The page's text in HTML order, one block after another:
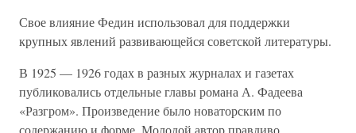
Свое влияние Федин использовал для поддержки
крупных явлений развивающейся советской литературы.
В 1925 — 1926 годах в разных журналах и газетах
публиковались отдельные главы романа А. Фадеева
«Разгром». Произведение было новаторским по
содержанию и форме. Молодой автор правдиво